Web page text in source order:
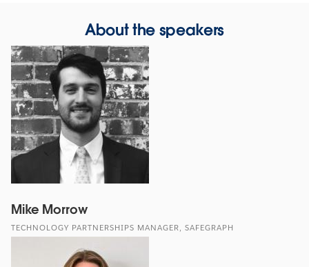
About the speakers
Mike Morrow
TECHNOLOGY PARTNERSHIPS MANAGER, SAFEGRAPH